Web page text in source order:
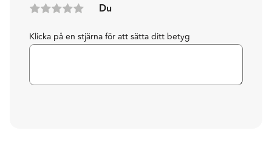
Du
Klicka på en stjärna för att sätta ditt betyg